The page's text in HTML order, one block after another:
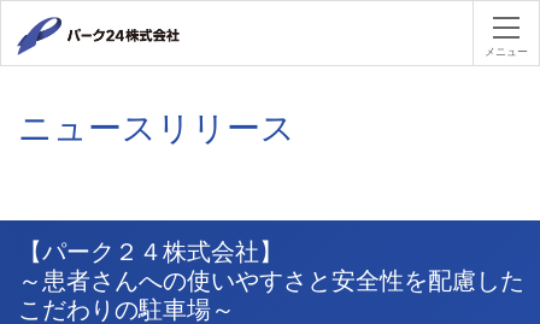
パーク２
メニュー
ニュースリリース
【パーク２４株式会社】
～患者さんへの使いやすさと安全性を配慮した
こだわりの駐車場～